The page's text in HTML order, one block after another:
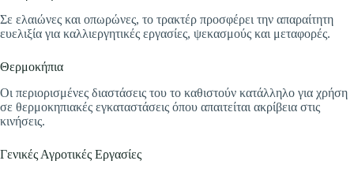
Σε ελαιώνες και οπωρώνες, το τρακτέρ προσφέρει την απαραίτητη
ευελιξία για καλλιεργητικές εργασίες, ψεκασμούς και μεταφορές.
Θερμοκήπια
Οι περιορισμένες διαστάσεις του το καθιστούν κατάλληλο για χρήση
σε θερμοκηπιακές εγκαταστάσεις όπου απαιτείται ακρίβεια στις
κινήσεις.
Γενικές Αγροτικές Εργασίες